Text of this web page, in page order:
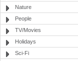
Nature
People
TV/Movies
Holidays
Sci-Fi